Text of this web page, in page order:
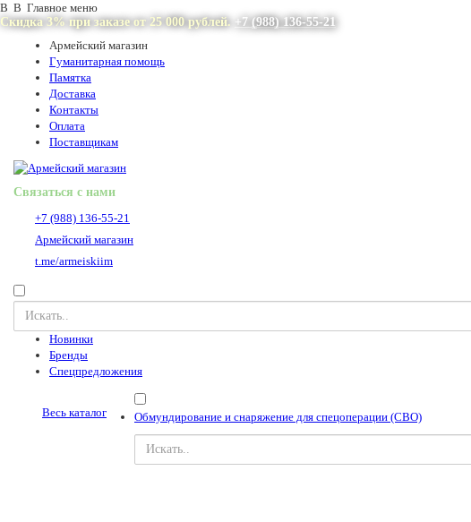
В В Главное меню
Скидка 3% при заказе от 25 000 рублей. +7 (988) 136-55-21
Армейский магазин
Гуманитарная помощь
Памятка
Доставка
Контакты
Оплата
Поставщикам
Связаться с нами
+7 (988) 136-55-21
Армейский магазин
t.me/armeiskiim
Новинки
Бренды
Спецпредложения
Весь каталог Обмундирование и снаряжение для спецоперации (СВО)